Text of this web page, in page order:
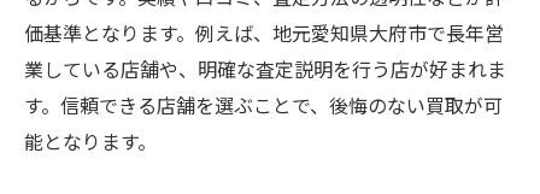
価基準となります。例えば、地元愛知県大府市で長年営
業している店舗や、明確な査定説明を行う店が好まれま
す。信頼できる店舗を選ぶことで、後悔のない買取が可
能となります。